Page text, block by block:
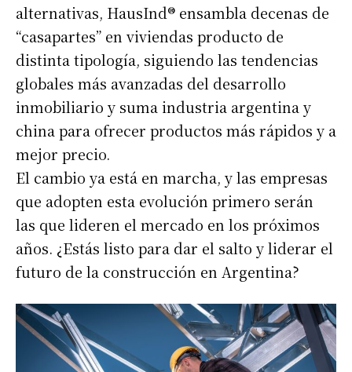
alternativas, HausInd® ensambla decenas de
“casapartes” en viviendas producto de
distinta tipología, siguiendo las tendencias
globales más avanzadas del desarrollo
inmobiliario y suma industria argentina y
china para ofrecer productos más rápidos y a
mejor precio.
El cambio ya está en marcha, y las empresas
que adopten esta evolución primero serán
las que lideren el mercado en los próximos
años. ¿Estás listo para dar el salto y liderar el
futuro de la construcción en Argentina?